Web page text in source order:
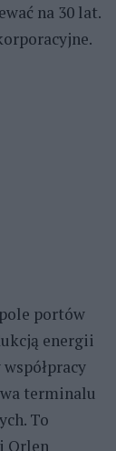
na 30 lat.
portów
energii
terminalu
To
Orlen